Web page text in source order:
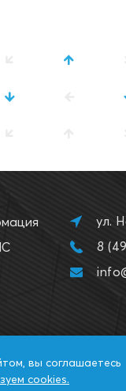
ул.
8
вы соглашаетесь
cookies.